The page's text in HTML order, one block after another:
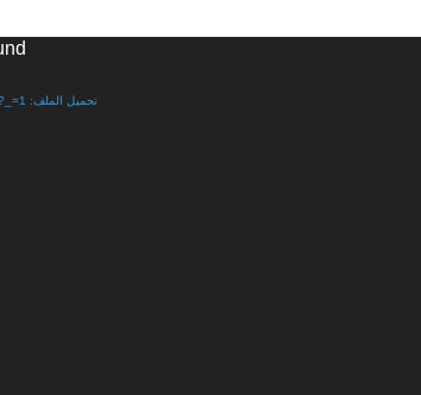
تحميل الملف: http://www.s-maj-news.net/wp-content/uploads/2020/04/VID-20200404-WA0516.mp4?_=1